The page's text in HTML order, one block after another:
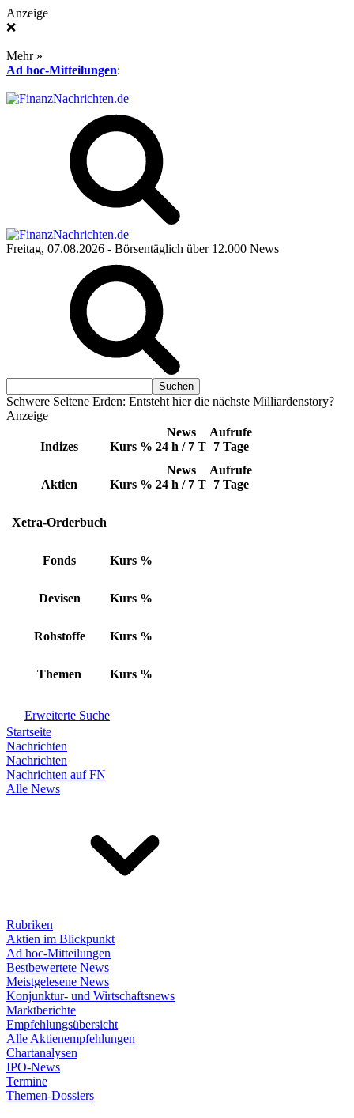
Anzeige
❌
Mehr »
Ad hoc-Mitteilungen:
Freitag, 07.08.2026 - Börsentäglich über 12.000 News
Schwere Seltene Erden: Entsteht hier die nächste Milliardenstory?
Anzeige
Indizes Kurs %
News
24 h / 7 T
Aufrufe
7 Tage
Aktien Kurs %
News
24 h / 7 T
Aufrufe
7 Tage
Xetra-Orderbuch
Fonds Kurs %
Devisen Kurs %
Rohstoffe Kurs %
Themen Kurs %
Erweiterte Suche
Startseite
Nachrichten
Nachrichten
Nachrichten auf FN
Alle News
Rubriken
Aktien im Blickpunkt
Ad hoc-Mitteilungen
Bestbewertete News
Meistgelesene News
Konjunktur- und Wirtschaftsnews
Marktberichte
Empfehlungsübersicht
Alle Aktienempfehlungen
Chartanalysen
IPO-News
Termine
Themen-Dossiers